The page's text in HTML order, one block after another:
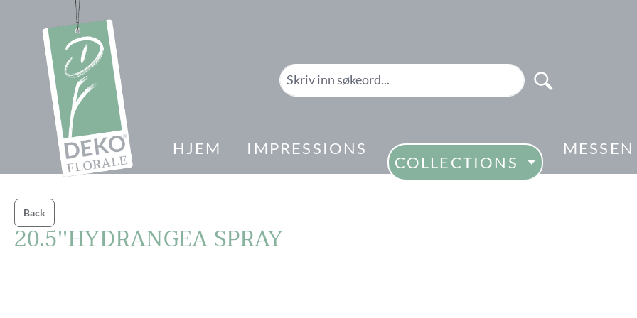
Gå til hovednavigasjon
HJEM IMPRESSIONS
COLLECTIONS
MESSEN
Back
20.5''HYDRANGEA SPRAY